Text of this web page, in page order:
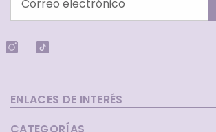
ENLACES DE INTERÉS
CATEGORÍAS